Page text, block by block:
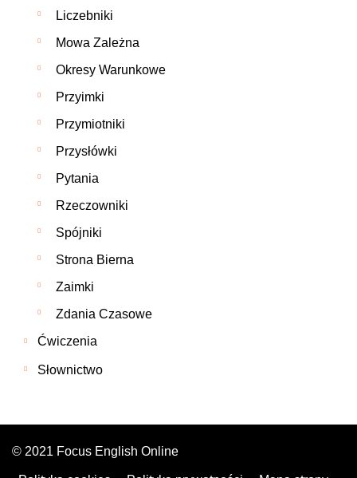
Liczebniki
Mowa Zależna
Okresy Warunkowe
Przyimki
Przymiotniki
Przysłówki
Pytania
Rzeczowniki
Spójniki
Strona Bierna
Zaimki
Zdania Czasowe
Ćwiczenia
Słownictwo
© 2021 Focus English Online